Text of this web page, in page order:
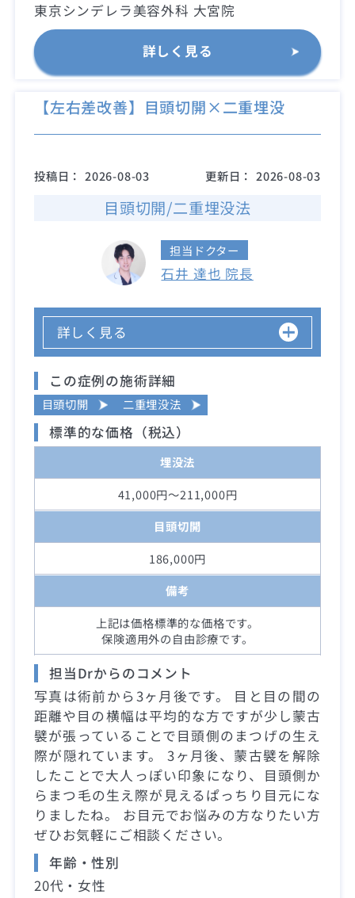
東京シンデレラ美容外科 大宮院
詳しく見る
【左右差改善】目頭切開×二重埋没
投稿日： 2026-08-03 更新日： 2026-08-03
目頭切開/二重埋没法
担当ドクター
石井 達也 院長
詳しく見る
この症例の施術詳細
目頭切開 二重埋没法
標準的な価格（税込）
埋没法
41,000円～211,000円
目頭切開
186,000円
備考
上記は価格標準的な価格です。
保険適用外の自由診療です。
担当Drからのコメント
写真は術前から3ヶ月後です。 目と目の間の
距離や目の横幅は平均的な方ですが少し蒙古
襞が張っていることで目頭側のまつげの生え
際が隠れています。 3ヶ月後、蒙古襞を解除
したことで大人っぽい印象になり、目頭側か
らまつ毛の生え際が見えるぱっちり目元にな
りましたね。 お目元でお悩みの方なりたい方
ぜひお気軽にご相談ください。
年齢・性別
20代・女性